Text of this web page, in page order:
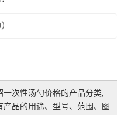
一次性汤勺价格的产品分类,
产品的用途、型号、范围、图